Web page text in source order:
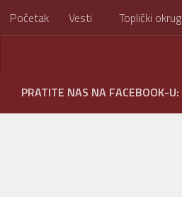
Skip to content
Početak Vesti Toplički okrug
PRATITE NAS NA FACEBOOK-U: